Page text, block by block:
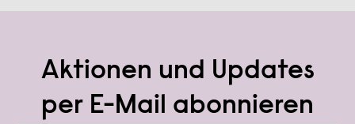
Aktionen und Updates
per E-Mail abonnieren